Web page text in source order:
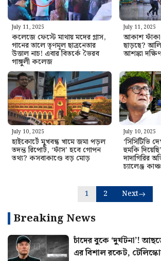
July 11, 2025
কলেজে ফেস্টে মাথায় মদের গ্লাস,
গানের তালে তৃণমূল ছাত্রনেতার
উত্তাল নাচ! এবার বিতর্কে ভৈরব
গাঙ্গুলী কলেজ
July 11, 2025
আকাশ ফাঁকা,
ছাড়ছে?
আশঙ্কা
July 10, 2025
হাইকোর্টে মুখবন্ধ খামে জমা পড়ল
তদন্ত রিপোর্ট, ‘ফাঁস’ হবে গোপন
তথ্য? কসবাকাণ্ডে বড় মোড়
July 10, 2025
‘সিসিটিভি
হুমকি
দাদাগিরির
চ্যালেঞ্জ
1 2 Next
Breaking News
চাঁদের বুকে ‘দুর্ঘটনা’!
এর বিশাল রকেট,